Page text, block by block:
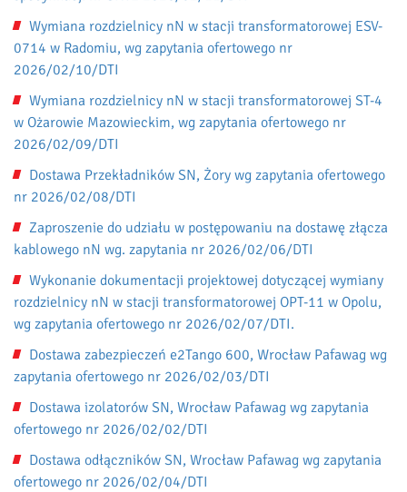
Wymiana rozdzielnicy nN w stacji transformatorowej ESV-
0714 w Radomiu, wg zapytania ofertowego nr
2026/02/10/DTI
Wymiana rozdzielnicy nN w stacji transformatorowej ST-4
w Ożarowie Mazowieckim, wg zapytania ofertowego nr
2026/02/09/DTI
Dostawa Przekładników SN, Żory wg zapytania ofertowego
nr 2026/02/08/DTI
Zaproszenie do udziału w postępowaniu na dostawę złącza
kablowego nN wg. zapytania nr 2026/02/06/DTI
Wykonanie dokumentacji projektowej dotyczącej wymiany
rozdzielnicy nN w stacji transformatorowej OPT-11 w Opolu,
wg zapytania ofertowego nr 2026/02/07/DTI.
Dostawa zabezpieczeń e2Tango 600, Wrocław Pafawag wg
zapytania ofertowego nr 2026/02/03/DTI
Dostawa izolatorów SN, Wrocław Pafawag wg zapytania
ofertowego nr 2026/02/02/DTI
Dostawa odłączników SN, Wrocław Pafawag wg zapytania
ofertowego nr 2026/02/04/DTI